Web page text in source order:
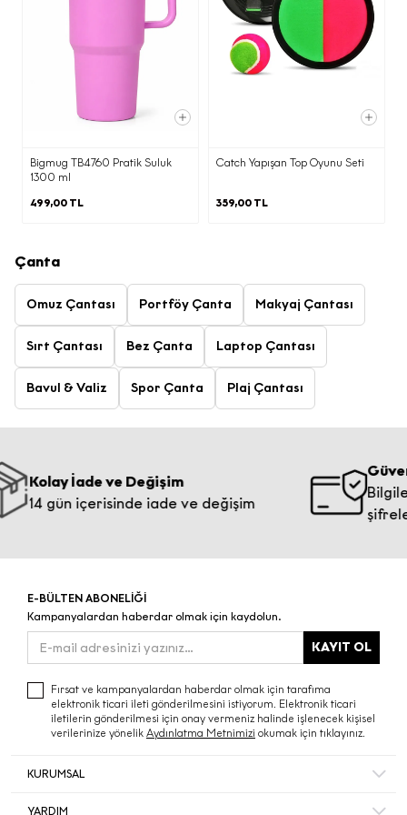
Bigmug TB4760 Pratik Suluk
1300 ml
499,00 TL
Catch Yapışan Top Oyunu Seti
359,00 TL
Çanta
Omuz Çantası Portföy Çanta Makyaj Çantası
Sırt Çantası Bez Çanta Laptop Çantası
Bavul & Valiz Spor Çanta Plaj Çantası
İade ve Değişim
gün içerisinde iade ve değişim
Güvenli
E-BÜLTEN ABONELİĞİ
Kampanyalardan haberdar olmak için kaydolun.
KAYIT OL
Fırsat ve kampanyalardan haberdar olmak için tarafıma
elektronik ticari ileti gönderilmesini istiyorum. Elektronik ticari
iletilerin gönderilmesi için onay vermeniz halinde işlenecek kişisel
verilerinize yönelik Aydınlatma Metnimizi okumak için tıklayınız.
KURUMSAL
YARDIM